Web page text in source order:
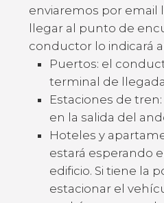
enviaremos por email
llegar al punto de
conductor lo indicará
Puertos: el
terminal de
Estaciones de
en la salida del
Hoteles y
estará esperando
edificio. Si tiene la
estacionar el